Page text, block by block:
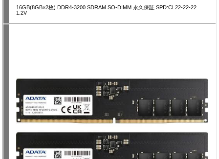
16GB(8GB×2枚) DDR4-3200 SDRAM SO-DIMM 永久保証 SPD:CL22-22-22
1.2V